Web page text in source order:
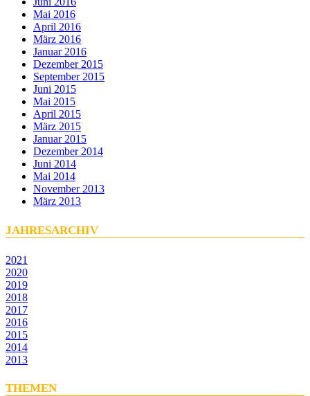
Mai 2016
April 2016
März 2016
Januar 2016
Dezember 2015
September 2015
Juni 2015
Mai 2015
April 2015
März 2015
Januar 2015
Dezember 2014
Juni 2014
Mai 2014
November 2013
März 2013
JAHRESARCHIV
2021
2020
2019
2018
2017
2016
2015
2014
2013
THEMEN